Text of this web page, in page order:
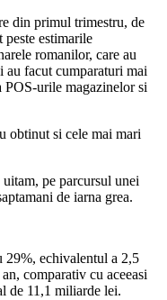
din primul trimestru, de
peste estimarile
romanilor, care au
au facut cumparaturi mai
POS-urile magazinelor si
obtinut si cele mai mari
pe parcursul unei
de iarna grea.
29%, echivalentul a 2,5
comparativ cu aceeasi
de 11,1 miliarde lei.